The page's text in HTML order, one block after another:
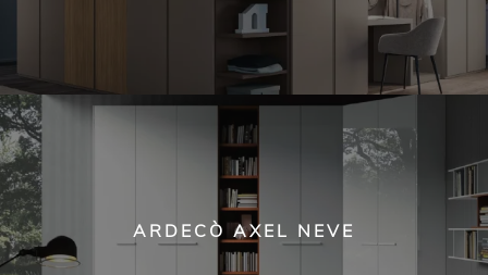
ARDECÒ AXEL NEVE